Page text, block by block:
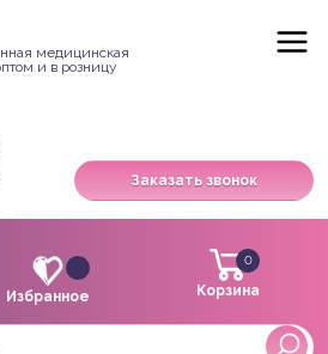
медицинская
и в розницу
Заказать звонок
Избранное
0
Корзина